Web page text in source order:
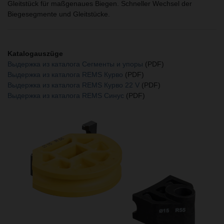
Gleitstück für maßgenaues Biegen. Schneller Wechsel der
Biegesegmente und Gleitstücke.
Katalogauszüge
Выдержка из каталога Сегменты и упоры (PDF)
Выдержка из каталога REMS Курво (PDF)
Выдержка из каталога REMS Курво 22 V (PDF)
Выдержка из каталога REMS Синус (PDF)